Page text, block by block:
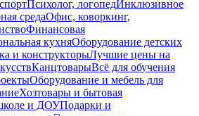
Психолог, логопедИнклюзивное
средаОфис, коворкинг,
Финансовая
кухняОборудование детских
и конструкторыЛучшие цены на
КанцтоварыВсё для обучения
Оборудование и мебель для
Хозтовары и бытовая
и ДОУПодарки и